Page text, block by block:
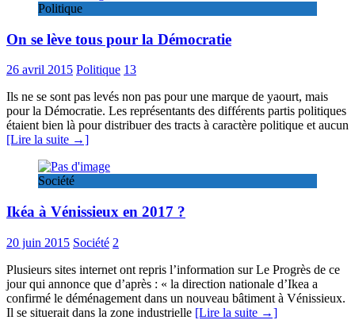
Politique
On se lève tous pour la Démocratie
26 avril 2015 Politique 13
Ils ne se sont pas levés non pas pour une marque de yaourt, mais
pour la Démocratie. Les représentants des différents partis politiques
étaient bien là pour distribuer des tracts à caractère politique et aucun
[Lire la suite →]
Société
Ikéa à Vénissieux en 2017 ?
20 juin 2015 Société 2
Plusieurs sites internet ont repris l’information sur Le Progrès de ce
jour qui annonce que d’après : « la direction nationale d’Ikea a
confirmé le déménagement dans un nouveau bâtiment à Vénissieux.
Il se situerait dans la zone industrielle [Lire la suite →]